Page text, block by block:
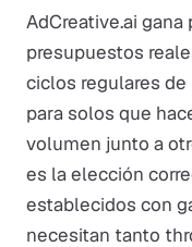
AdCreative.ai
presupuestos
ciclos regulares de
para solos que
volumen junto a
es la elección
establecidos con
necesitan tanto